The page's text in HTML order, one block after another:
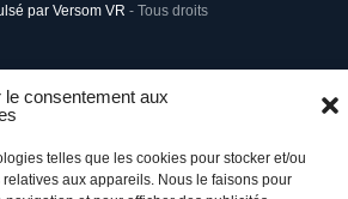
le consentement aux
telles que les cookies pour stocker et/ou
aux appareils. Nous le faisons pour
par Versom VR - Tous droits
Retour à l’accueil